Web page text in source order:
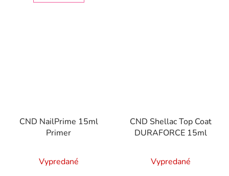
CND NailPrime 15ml
Primer
Vypredané
CND Shellac Top Coat
DURAFORCE 15ml
Vypredané